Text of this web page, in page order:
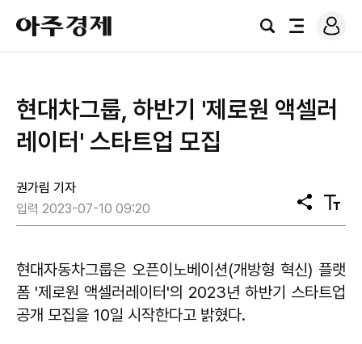
아
주
경
검
전
로
그
현대차그룹, 하반기 '제로원 액셀러
레이터' 스타트업 모집
권가림 기자
입력 2023-07-10 09:20
공
유
텍
스
기
현대자동차그룹은 오픈이노베이션(개방형 혁신) 플랫
폼 '제로원 액셀러레이터'의 2023년 하반기 스타트업
공개 모집을 10일 시작한다고 밝혔다.